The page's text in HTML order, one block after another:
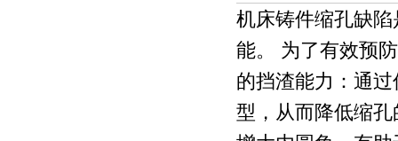
机床铸件缩孔缺
能。 为了有效预
的挡渣能力：通
型，从而降低缩